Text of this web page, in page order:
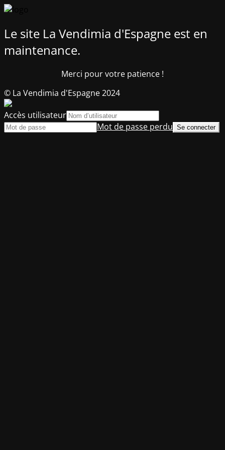
Le site La Vendimia d'Espagne est en
maintenance.
Merci pour votre patience !
© La Vendimia d'Espagne 2024
Accès utilisateur
Mot de passe perdu